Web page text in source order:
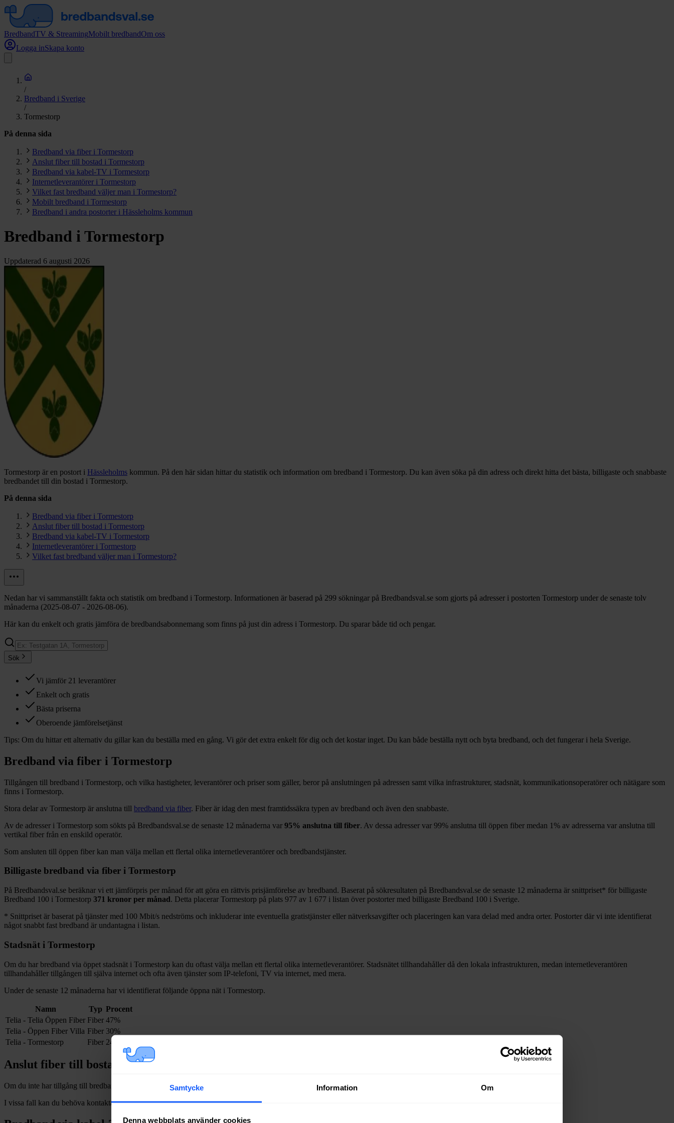
Samtycke Information Om
Denna webbplats använder cookies
BredbandTV & StreamingMobilt bredbandOm oss
Logga inSkapa konto
/
Bredband i Sverige
/
Tormestorp
På denna sida
Bredband via fiber i Tormestorp
Anslut fiber till bostad i Tormestorp
Bredband via kabel-TV i Tormestorp
Internetleverantörer i Tormestorp
Vilket fast bredband väljer man i Tormestorp?
Mobilt bredband i Tormestorp
Bredband i andra postorter i Hässleholms kommun
Bredband i Tormestorp
Uppdaterad 6 augusti 2026
Tormestorp är en postort i Hässleholms kommun. På den här sidan hittar du statistik och information om bredband i Tormestorp. Du kan även söka på din adress och direkt hitta det bästa, billigaste och snabbaste
bredbandet till din bostad i Tormestorp.
På denna sida
Bredband via fiber i Tormestorp
Anslut fiber till bostad i Tormestorp
Bredband via kabel-TV i Tormestorp
Internetleverantörer i Tormestorp
Vilket fast bredband väljer man i Tormestorp?
Nedan har vi sammanställt fakta och statistik om bredband i Tormestorp. Informationen är baserad på 299 sökningar på Bredbandsval.se som gjorts på adresser i postorten Tormestorp under de senaste tolv
månaderna (2025-08-07 - 2026-08-06).
Här kan du enkelt och gratis jämföra de bredbandsabonnemang som finns på just din adress i Tormestorp. Du sparar både tid och pengar.
Sök
Vi jämför 21 leverantörer
Enkelt och gratis
Bästa priserna
Oberoende jämförelsetjänst
Tips: Om du hittar ett alternativ du gillar kan du beställa med en gång. Vi gör det extra enkelt för dig och det kostar inget. Du kan både beställa nytt och byta bredband, och det fungerar i hela Sverige.
Bredband via fiber i Tormestorp
Tillgången till bredband i Tormestorp, och vilka hastigheter, leverantörer och priser som gäller, beror på anslutningen på adressen samt vilka infrastrukturer, stadsnät, kommunikationsoperatörer och nätägare som
finns i Tormestorp.
Stora delar av Tormestorp är anslutna till bredband via fiber. Fiber är idag den mest framtidssäkra typen av bredband och även den snabbaste.
Av de adresser i Tormestorp som sökts på Bredbandsval.se de senaste 12 månaderna var 95% anslutna till fiber. Av dessa adresser var 99% anslutna till öppen fiber medan 1% av adresserna var anslutna till
vertikal fiber från en enskild operatör.
Som ansluten till öppen fiber kan man välja mellan ett flertal olika internetleverantörer och bredbandstjänster.
Billigaste bredband via fiber i Tormestorp
På Bredbandsval.se beräknar vi ett jämförpris per månad för att göra en rättvis prisjämförelse av bredband. Baserat på sökresultaten på Bredbandsval.se de senaste 12 månaderna är snittpriset* för billigaste
Bredband 100 i Tormestorp 371 kronor per månad. Detta placerar Tormestorp på plats 977 av 1 677 i listan över postorter med billigaste Bredband 100 i Sverige.
* Snittpriset är baserat på tjänster med 100 Mbit/s nedströms och inkluderar inte eventuella gratistjänster eller nätverksavgifter och placeringen kan vara delad med andra orter. Postorter där vi inte identifierat
något snabbt fast bredband är undantagna i listan.
Stadsnät i Tormestorp
Om du har bredband via öppet stadsnät i Tormestorp kan du oftast välja mellan ett flertal olika internetleverantörer. Stadsnätet tillhandahåller då den lokala infrastrukturen, medan internetleverantören
tillhandahåller tillgången till själva internet och ofta även tjänster som IP-telefoni, TV via internet, med mera.
Under de senaste 12 månaderna har vi identifierat följande öppna nät i Tormestorp.
Namn Typ Procent
Telia - Telia Öppen Fiber Fiber 47%
Telia - Öppen Fiber Villa Fiber 30%
Telia - Tormestorp
Fiber 24%
Anslut fiber till bostad iTormestorp
Om du inte har tillgång till bredband via fiber och vill dra in och installera fiber till en bostad eller lokal i Tormestorp kan du kontakta något av stadsnäten i tabellen ovan
I vissa fall kan du behöva kontakta en nätägare direkt. Se listan över nätägare iHässleholms